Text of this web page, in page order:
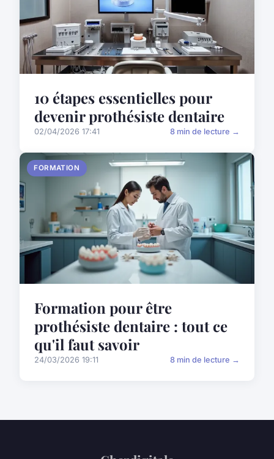
10 étapes essentielles pour
devenir prothésiste dentaire
02/04/2026 17:41 8 min de lecture →
FORMATION
Formation pour être
prothésiste dentaire : tout ce
qu'il faut savoir
24/03/2026 19:11 8 min de lecture →